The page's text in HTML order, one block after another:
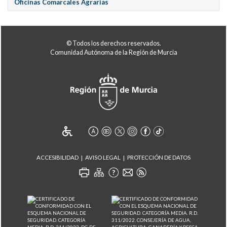
Oficinas Comarcales Agrarias
© Todos los derechos reservados.
Comunidad Autónoma de la Región de Murcia
ACCESIBILIDAD AVISO LEGAL PROTECCIÓN DE DATOS